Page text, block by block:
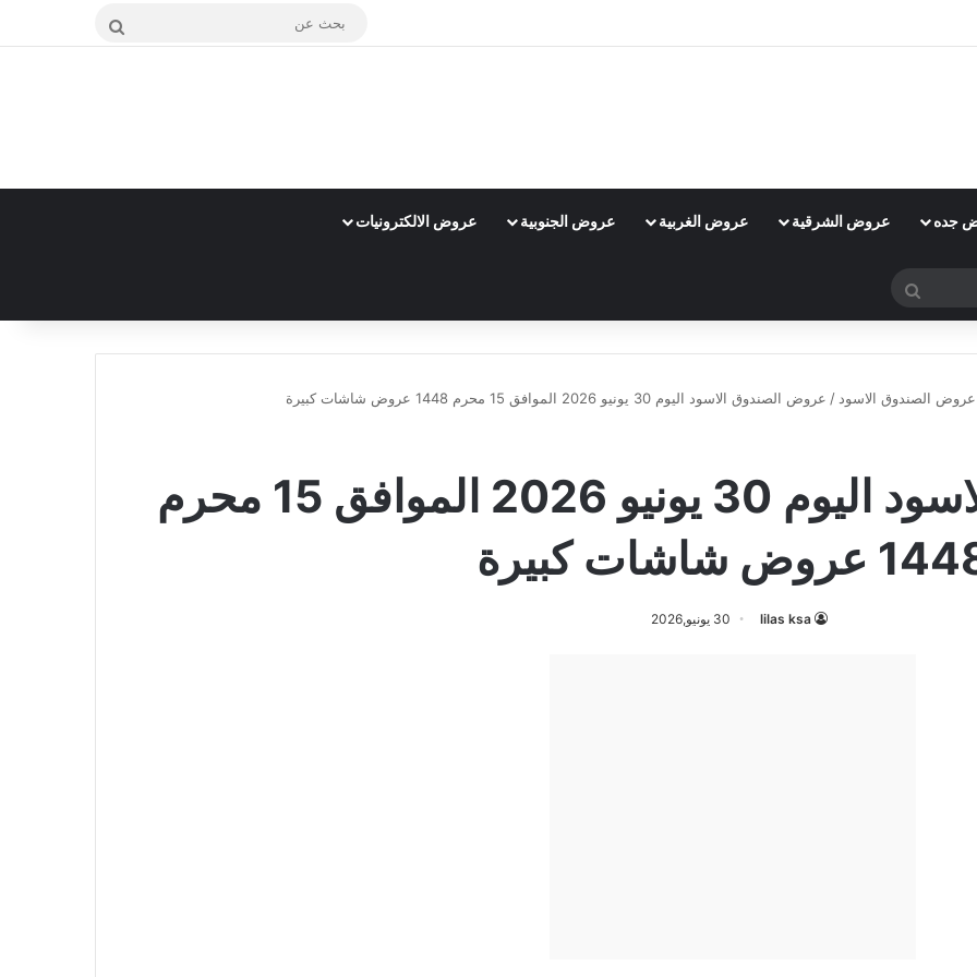
بحث
جده عروض الشرقية عروض الغربية عروض الجنوبية عروض الالكترونيات
بحث
عروض الصندوق الاسود / عروض الصندوق الاسود اليوم 30 يونيو 2026 الموافق 15 محرم 1448 عروض شاشات كبيرة
عروض الصندوق الاسود اليوم 30 يونيو 2026 الموافق 15 محرم
عروض شاشات كبيرة
lilas ksa 30 يونيو,2026